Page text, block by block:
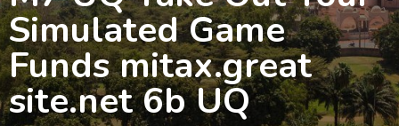
Simulated Game
Funds mitax.great
site.net 6b UQ